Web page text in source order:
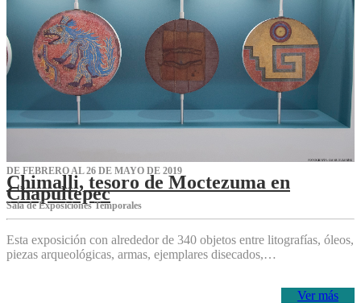
DE FEBRERO AL 26 DE MAYO DE 2019
Chimalli, tesoro de Moctezuma en
Chapultepec
Sala de Exposiciones Temporales
Esta exposición con alrededor de 340 objetos entre litografías, óleos,
piezas arqueológicas, armas, ejemplares disecados,…
Ver más